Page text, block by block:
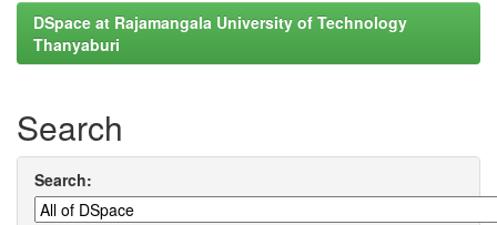
DSpace at Rajamangala University of Technology
Thanyaburi
Search
Search: